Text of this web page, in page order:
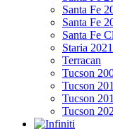
Santa Fe
Santa Fe
Santa Fe
Staria
Terracan
Tucson
Tucson
Tucson
Tucson